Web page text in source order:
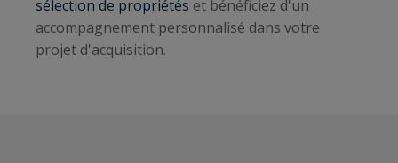
sélection de propriétés et bénéficiez d'un
accompagnement personnalisé dans votre
projet d'acquisition.